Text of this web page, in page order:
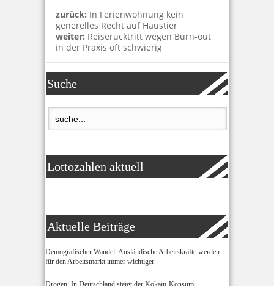
zurück: In Ferienwohnung kein
generelles Recht auf Haustier
weiter: Reiserücktritt wegen Burn-out
in der Praxis oft schwierig
Suche
Lottozahlen aktuell
Aktuelle Beiträge
Demografischer Wandel: Ausländische Arbeitskräfte werden
für den Arbeitsmarkt immer wichtiger
Drogen: In Deutschland steigt der Kokain-Konsum